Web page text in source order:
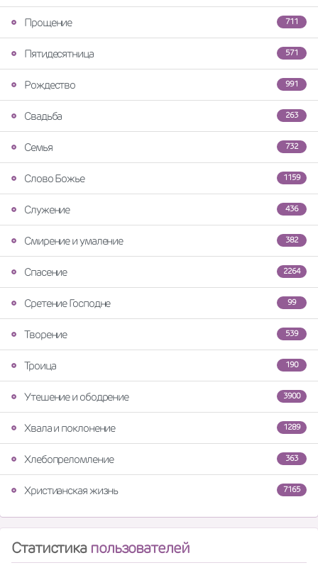
711
Прощение
571
Пятидесятница
991
Рождество
263
Свадьба
732
Семья
1159
Слово Божье
436
Служение
382
Смирение и умаление
2264
Спасение
99
Сретение Господне
539
Творение
190
Троица
3900
Утешение и ободрение
1289
Хвала и поклонение
363
Хлебопреломление
7165
Христианская жизнь
Статистика пользователей